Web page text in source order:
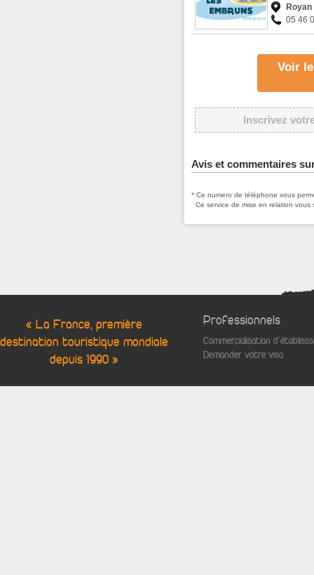
Royan
05 46
Voir
Inscrivez
Avis et commentaires
* Ce numero de téléphone vous
Ce service de mise en relation
« La France, première
destination touristique mondiale
depuis 1990 »
Professionnels
Commercialisation
Demander votre visa